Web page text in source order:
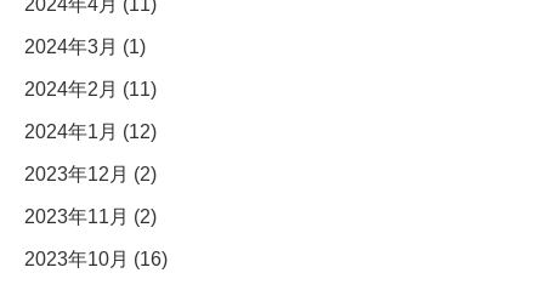
2024年4月 (11)
2024年3月 (1)
2024年2月 (11)
2024年1月 (12)
2023年12月 (2)
2023年11月 (2)
2023年10月 (16)